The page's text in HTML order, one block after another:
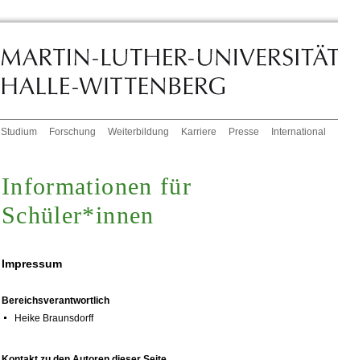
Studium Forschung Weiterbildung Karriere Presse International
Informationen für
Schüler*innen
Impressum
Bereichsverantwortlich
Heike Braunsdorff